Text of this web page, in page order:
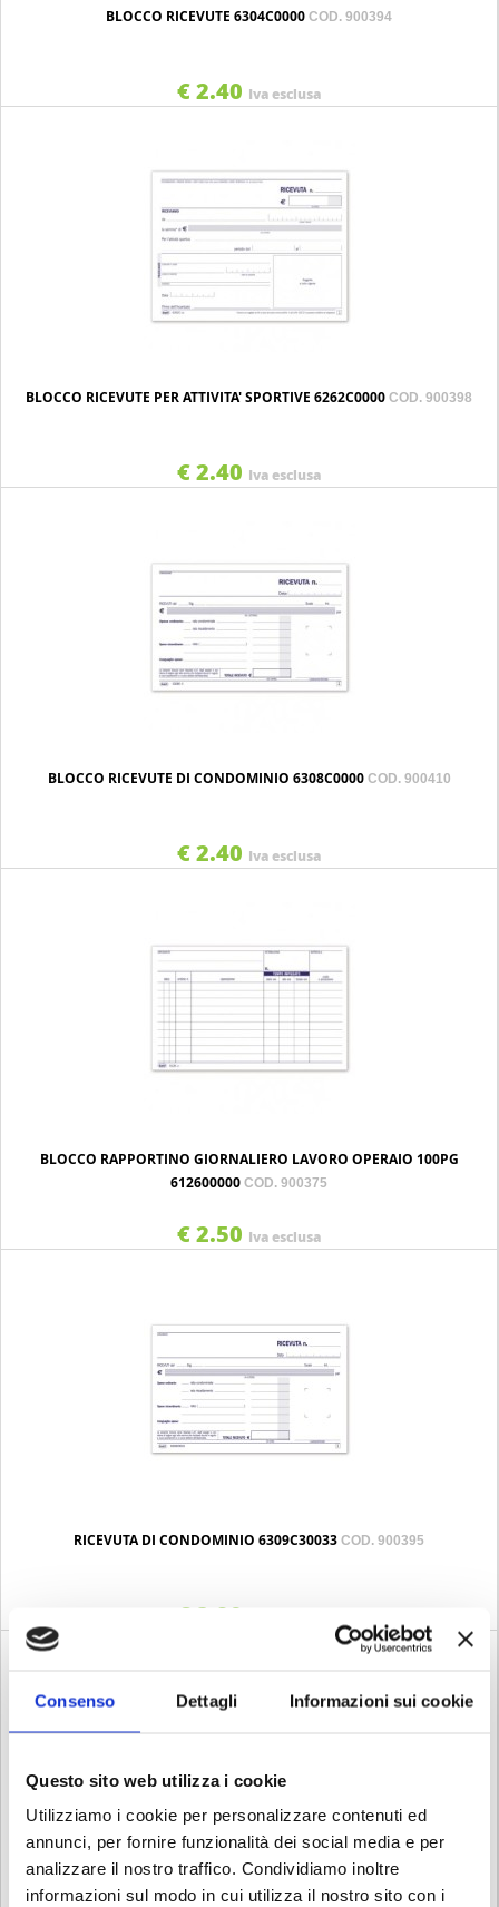
Consenso Dettagli Informazioni sui cookie
Questo sito web utilizza i cookie
Utilizziamo i cookie per personalizzare contenuti ed
annunci, per fornire funzionalità dei social media e per
analizzare il nostro traffico. Condividiamo inoltre
informazioni sul modo in cui utilizza il nostro sito con i
BLOCCO RICEVUTE 6304C0000 COD. 900394
€ 2.40 Iva esclusa
BLOCCO RICEVUTE PER ATTIVITA' SPORTIVE 6262C0000 COD. 900398
€ 2.40 Iva esclusa
BLOCCO RICEVUTE DI CONDOMINIO 6308C0000 COD. 900410
€ 2.40 Iva esclusa
BLOCCO RAPPORTINO GIORNALIERO LAVORO OPERAIO 100PG
612600000 COD. 900375
€ 2.50 Iva esclusa
RICEVUTA DI CONDOMINIO 6309C30033 COD. 900395
€ 2.90